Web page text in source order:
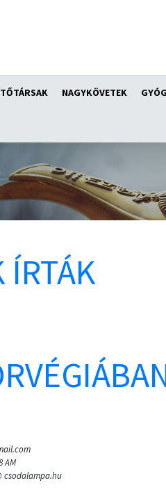
NAGYKÖVETEK
ÍRTÁK
AM
csodalampa.hu